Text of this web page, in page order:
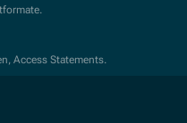
Access Statements.